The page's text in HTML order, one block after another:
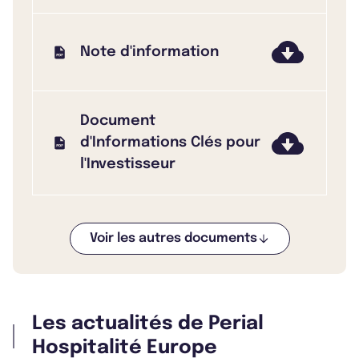
Note d'information
Document
d'Informations Clés pour
l'Investisseur
Bulletin 2025 T3
Voir les autres documents
Les actualités de Perial
Hospitalité Europe